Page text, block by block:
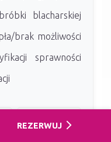
blacharskiej
brak możliwości
sprawności